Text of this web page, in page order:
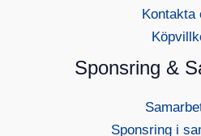
Kontakta
Sponsring &
Sponsring i